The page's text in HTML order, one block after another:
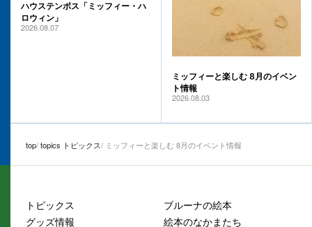
ハウステンボス「ミッフィー・ハ
ロウィン」
2026.08.07
ミッフィーと楽しむ 8月のイベン
ト情報
2026.08.03
top topics トピックス ミッフィーと楽しむ 8月のイベント情報
トピックス
グッズ情報
ブルーナの絵本
絵本のなかまたち